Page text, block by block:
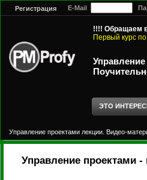
Регистрация E-Mail
!!!! Обращаем
Первый курс
ЭТО
Управление проектами лекции. Видео-
Управление проектами